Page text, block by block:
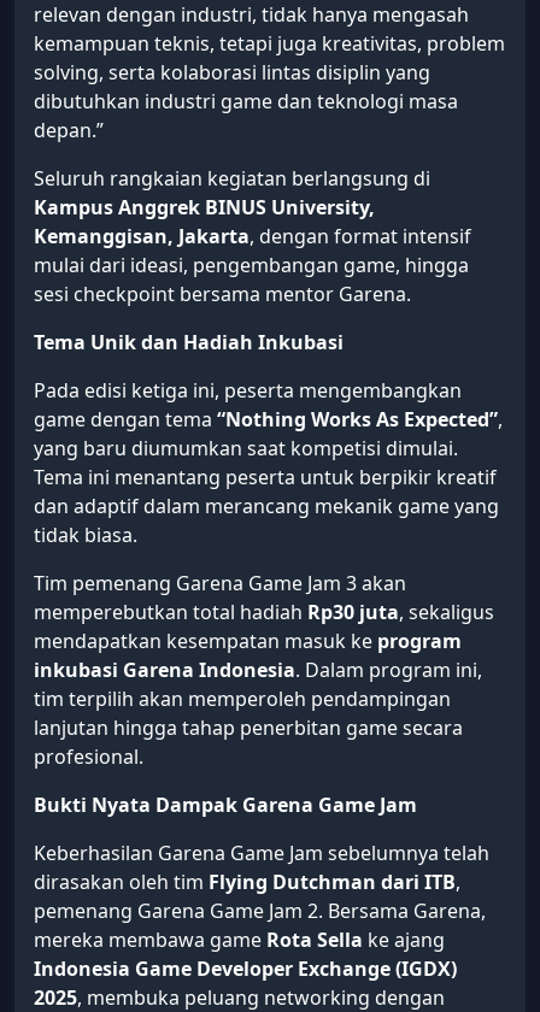
relevan dengan industri, tidak hanya mengasah
kemampuan teknis, tetapi juga kreativitas, problem
solving, serta kolaborasi lintas disiplin yang
dibutuhkan industri game dan teknologi masa
depan.”
Seluruh rangkaian kegiatan berlangsung di
Kampus Anggrek BINUS University,
Kemanggisan, Jakarta, dengan format intensif
mulai dari ideasi, pengembangan game, hingga
sesi checkpoint bersama mentor Garena.
Tema Unik dan Hadiah Inkubasi
Pada edisi ketiga ini, peserta mengembangkan
game dengan tema “Nothing Works As Expected”,
yang baru diumumkan saat kompetisi dimulai.
Tema ini menantang peserta untuk berpikir kreatif
dan adaptif dalam merancang mekanik game yang
tidak biasa.
Tim pemenang Garena Game Jam 3 akan
memperebutkan total hadiah Rp30 juta, sekaligus
mendapatkan kesempatan masuk ke program
inkubasi Garena Indonesia. Dalam program ini,
tim terpilih akan memperoleh pendampingan
lanjutan hingga tahap penerbitan game secara
profesional.
Bukti Nyata Dampak Garena Game Jam
Keberhasilan Garena Game Jam sebelumnya telah
dirasakan oleh tim Flying Dutchman dari ITB,
pemenang Garena Game Jam 2. Bersama Garena,
mereka membawa game Rota Sella ke ajang
Indonesia Game Developer Exchange (IGDX)
2025, membuka peluang networking dengan